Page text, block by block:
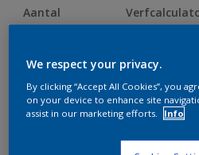
Aantal
Op dit moment is het niet
te bestellen. Houd de website
We respect your privacy.
By clicking “Accept All Cookies”, you
on your device to enhance site
assist in our marketing efforts.
Info